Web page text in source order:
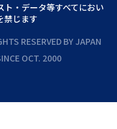
ト‧データ等すべてにおい
禁じます
RESERVED BY JAPAN
OCT. 2000